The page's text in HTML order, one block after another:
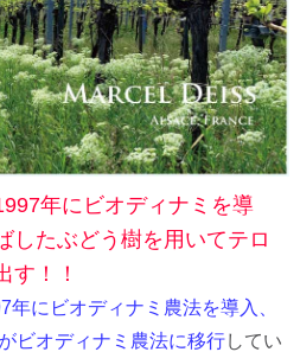
年にビオディナミを導
したぶどう樹を用いてテロ
す！！
年にビオディナミ農法を導入、
ビオディナミ農法に移行してい